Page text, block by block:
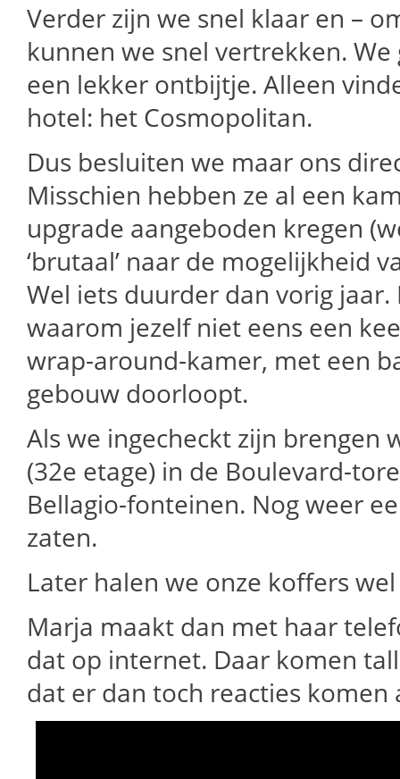
Verder zijn we snel klaar en –
kunnen we snel vertrekken. We
een lekker ontbijtje. Alleen
hotel: het Cosmopolitan.
Dus besluiten we maar ons
Misschien hebben ze al een
upgrade aangeboden kregen
‘brutaal’ naar de mogelijkheid
Wel iets duurder dan vorig
waarom jezelf niet eens een
wrap-around-kamer, met een
gebouw doorloopt.
Als we ingecheckt zijn brengen
(32e etage) in de Boulevard-
Bellagio-fonteinen. Nog weer
zaten.
Later halen we onze koffers
Marja maakt dan met haar
dat op internet. Daar komen
dat er dan toch reacties komen